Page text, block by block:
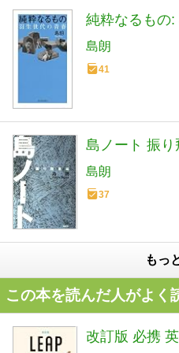
純粋なるもの
島朗
41
島ノート 振り
島朗
37
もっ
この本を読んだ人がよく
改訂版 必携